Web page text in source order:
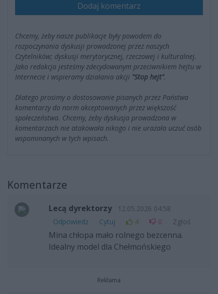
Dodaj komentarz
Chcemy, żeby nasze publikacje były powodem do
rozpoczynania dyskusji prowadzonej przez naszych
Czytelników; dyskusji merytorycznej, rzeczowej i kulturalnej.
Jako redakcja jesteśmy zdecydowanym przeciwnikiem hejtu w
Internecie i wspieramy działania akcji "Stop hejt".
Dlatego prosimy o dostosowanie pisanych przez Państwa
komentarzy do norm akceptowanych przez większość
społeczeństwa. Chcemy, żeby dyskusja prowadzona w
komentarzach nie atakowała nikogo i nie urażała uczuć osób
wspominanych w tych wpisach.
Komentarze
Lecą dyrektorzy
12.05.2026 04:58
Odpowiedz
Cytuj 4 0 Zgłoś
Mina chłopa mało rolnego bezcenna.
Idealny model dla Chełmońskiego
Reklama